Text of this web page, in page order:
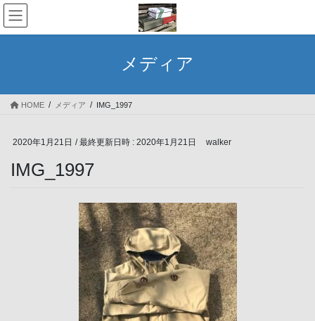
コ
ン
テ
ス
ナ
ビ
ゲ
ン
メディア
HOME メディア IMG_1997
2020年1月21日 / 最終更新日時 : 2020年1月21日 walker
IMG_1997